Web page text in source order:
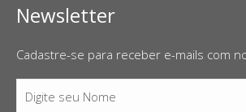
Newsletter
Cadastre-se para receber e-mails com
Nome
Digite seu Nome